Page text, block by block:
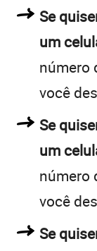
Se
um
número
você
Se
um
número
você
Se